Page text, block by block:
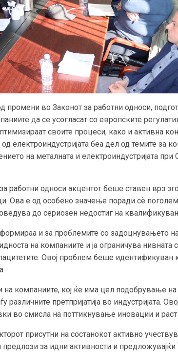
во Законот за работни односи,
да се усогласат со европските
своите процеси, како и активна
електроиндустријата беа дел од темите за
на металната и електроиндустријата при
работни односи акцентот беше ставен врз
Ова е од особено значење поради сѐ
до сериозен недостиг на
и за проблемите со задоцнувањето
на компаниите и ја ограничува нивната
Овој проблем беше идентификуван
на компаниите, кој ќе има цел подобрување на
претпријатија во индустријата.
во смисла на поттикнување иновации и раст
присутни на состанокот активно
за идни активности и предложувајќи